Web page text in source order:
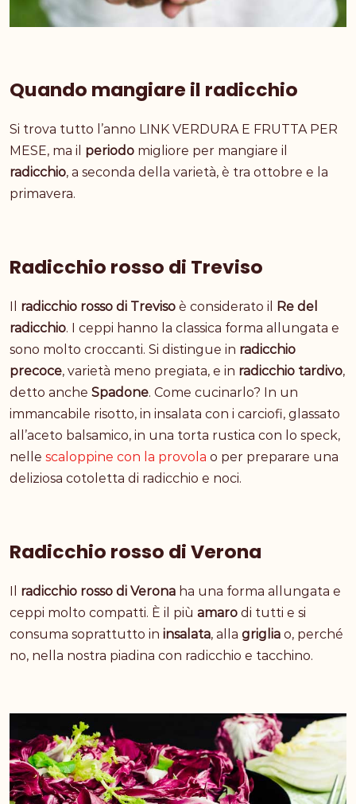
Quando mangiare il radicchio
Si trova tutto l’anno LINK VERDURA E FRUTTA PER
MESE, ma il periodo migliore per mangiare il
radicchio, a seconda della varietà, è tra ottobre e la
primavera.
Radicchio rosso di Treviso
Il radicchio rosso di Treviso è considerato il
Re del
radicchio. I ceppi hanno la classica forma allungata e
sono molto croccanti. Si distingue in radicchio
precoce, varietà meno pregiata, e in radicchio tardivo,
detto anche Spadone. Come cucinarlo? In un
immancabile risotto, in insalata con i carciofi, glassato
all’aceto balsamico, in una torta rustica con lo speck,
nelle scaloppine con la provola o per preparare una
deliziosa cotoletta di radicchio e noci.
Radicchio rosso di Verona
Il radicchio rosso di Verona ha una forma allungata e
ceppi molto compatti. È il più amaro di tutti e si
consuma soprattutto in insalata, alla griglia o, perché
no, nella nostra piadina con radicchio e tacchino.